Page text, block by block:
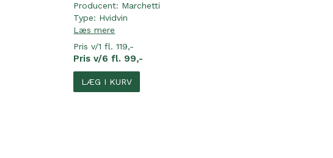
Producent: Marchetti
Type: Hvidvin
Læs mere
Pris v/1 fl. 119,-
Pris v/6 fl. 99,-
LÆG I KURV